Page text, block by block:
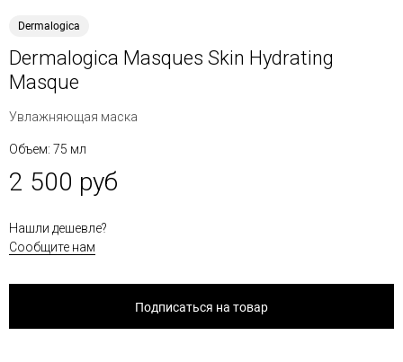
Dermalogica
Dermalogica Masques Skin Hydrating
Masque
Увлажняющая маска
Объем: 75 мл
2 500 руб
Нашли дешевле?
Сообщите нам
Подписаться на товар